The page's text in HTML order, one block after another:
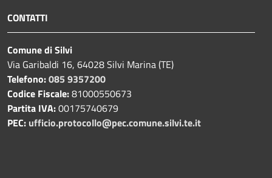
CONTATTI
Comune di Silvi
Via Garibaldi 16, 64028 Silvi Marina (TE)
Telefono:085 9357200
Codice Fiscale:81000550673
Partita IVA:00175740679
PEC: ufficio.protocollo@pec.comune.silvi.te.it